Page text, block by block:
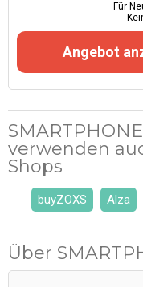
Für
Angebot
verwenden
Shops
buyZOXS Alza
Über